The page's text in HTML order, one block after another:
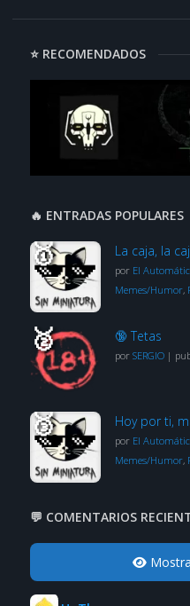
⭐ RECOMENDADOS
🔥 ENTRADAS POPULARES
La caja, la
por El
Memes/Humor,
🔞 Tetas
por SERGIO|
Hoy por ti,
por El
Memes/Humor,
💬 COMENTARIOS